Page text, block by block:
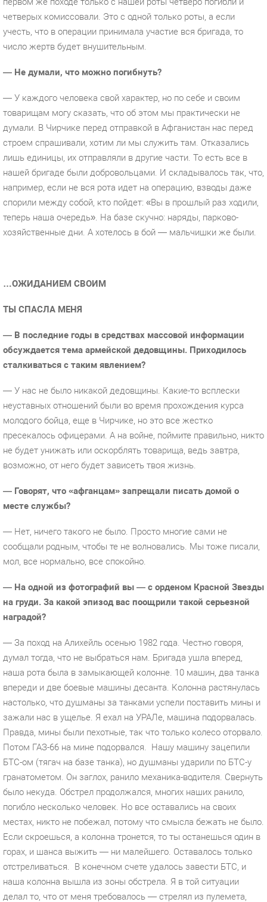
четверых комиссовали. Это с одной только роты, а если
учесть, что в операции принимала участие вся бригада, то
число жертв будет внушительным.
— Не думали, что можно погибнуть?
— У каждого человека свой характер, но по себе и своим
товарищам могу сказать, что об этом мы практически не
думали. В Чирчике перед отправкой в Афганистан нас перед
строем спрашивали, хотим ли мы служить там. Отказались
лишь единицы, их отправляли в другие части. То есть все в
нашей бригаде были добровольцами. И складывалось так, что,
например, если не вся рота идет на операцию, взводы даже
спорили между собой, кто пойдет: «Вы в прошлый раз ходили,
теперь наша очередь». На базе скучно: наряды, парково-
хозяйственные дни. А хотелось в бой — мальчишки же были.
…ОЖИДАНИЕМ СВОИМ
ТЫ СПАСЛА МЕНЯ
— В последние годы в средствах массовой информации
обсуждается тема армейской дедовщины. Приходилось
сталкиваться с таким явлением?
— У нас не было никакой дедовщины. Какие-то всплески
неуставных отношений были во время прохождения курса
молодого бойца, еще в Чирчике, но это все жестко
пресекалось офицерами. А на войне, поймите правильно, никто
не будет унижать или оскорблять товарища, ведь завтра,
возможно, от него будет зависеть твоя жизнь.
— Говорят, что «афганцам» запрещали писать домой о
месте службы?
— Нет, ничего такого не было. Просто многие сами не
сообщали родным, чтобы те не волновались. Мы тоже писали,
мол, все нормально, все спокойно.
— На одной из фотографий вы — с орденом Красной Звезды
на груди. За какой эпизод вас поощрили такой серьезной
наградой?
— За поход на Алихейль осенью 1982 года. Честно говоря,
думал тогда, что не выбраться нам. Бригада ушла вперед,
наша рота была в замыкающей колонне. 10 машин, два танка
впереди и две боевые машины десанта. Колонна растянулась
настолько, что душманы за танками успели поставить мины и
зажали нас в ущелье. Я ехал на УРАЛе, машина подорвалась.
Правда, мины были пехотные, так что только колесо оторвало.
Потом ГАЗ-66 на мине подорвался. Нашу машину зацепили
БТС-ом (тягач на базе танка), но душманы ударили по БТС-у
гранатометом. Он заглох, ранило механика-водителя. Свернуть
было некуда. Обстрел продолжался, многих наших ранило,
погибло несколько человек. Но все оставались на своих
местах, никто не побежал, потому что смысла бежать не было.
Если скроешься, а колонна тронется, то ты останешься один в
горах, и шанса выжить — ни малейшего. Оставалось только
отстреливаться. В конечном счете удалось завести БТС, и
наша колонна вышла из зоны обстрела. Я в той ситуации
делал то, что от меня требовалось — стрелял из пулемета,